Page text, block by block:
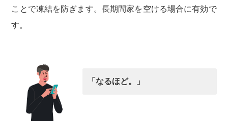
ことで凍結を防ぎます。長期間家を空ける場合に有効で
す。
「なるほど。」